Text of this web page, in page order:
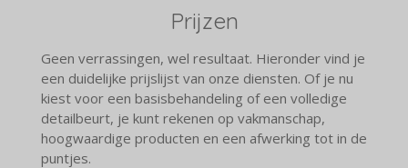
Prijzen
Geen verrassingen, wel resultaat. Hieronder vind je
een duidelijke prijslijst van onze diensten. Of je nu
kiest voor een basisbehandeling of een volledige
detailbeurt, je kunt rekenen op vakmanschap,
hoogwaardige producten en een afwerking tot in de
puntjes.